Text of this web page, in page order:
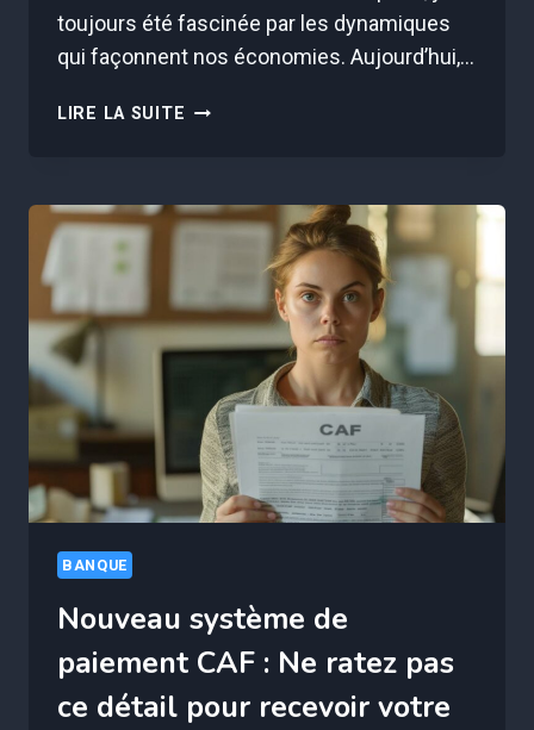
toujours été fascinée par les dynamiques
qui façonnent nos économies. Aujourd’hui,…
LIRE LA SUITE TRIPLEZ
DÉCOUVREZ
L’INVESTISSEMENT
SURPRENANT
CHANGE
TOUT
BANQUE
Nouveau système de
paiement CAF : Ne ratez pas
ce détail pour recevoir votre